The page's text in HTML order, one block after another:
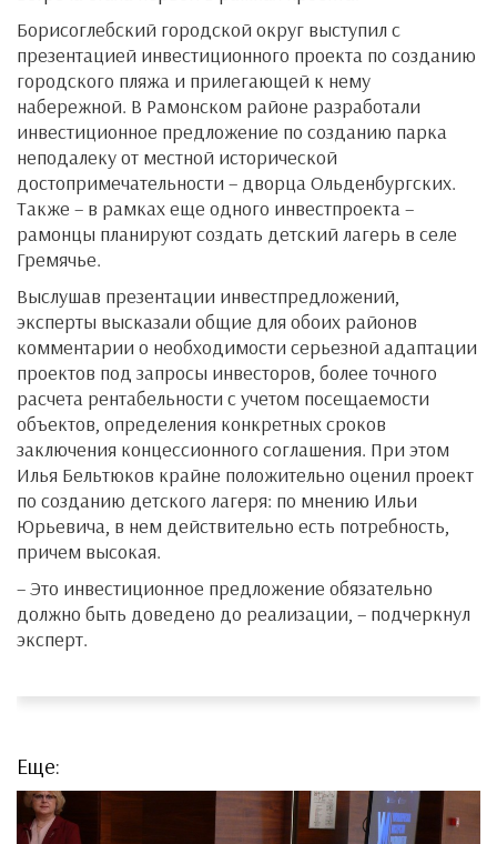
Борисоглебский городской округ выступил с
презентацией инвестиционного проекта по созданию
городского пляжа и прилегающей к нему
набережной. В Рамонском районе разработали
инвестиционное предложение по созданию парка
неподалеку от местной исторической
достопримечательности – дворца Ольденбургских.
Также – в рамках еще одного инвестпроекта –
рамонцы планируют создать детский лагерь в селе
Гремячье.
Выслушав презентации инвестпредложений,
эксперты высказали общие для обоих районов
комментарии о необходимости серьезной адаптации
проектов под запросы инвесторов, более точного
расчета рентабельности с учетом посещаемости
объектов, определения конкретных сроков
заключения концессионного соглашения. При этом
Илья Бельтюков крайне положительно оценил проект
по созданию детского лагеря: по мнению Ильи
Юрьевича, в нем действительно есть потребность,
причем высокая.
– Это инвестиционное предложение обязательно
должно быть доведено до реализации, – подчеркнул
эксперт.
Еще: